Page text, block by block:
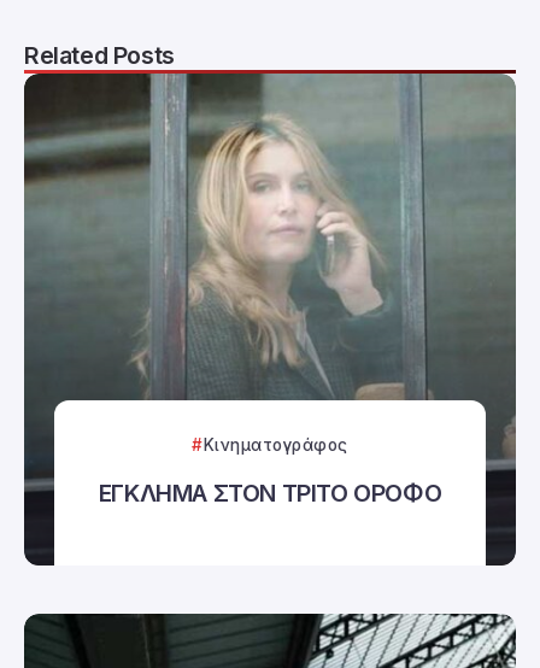
Related Posts
Κινηματογράφος
ΕΓΚΛΗΜΑ ΣΤΟΝ ΤΡΙΤΟ ΟΡΟΦΟ